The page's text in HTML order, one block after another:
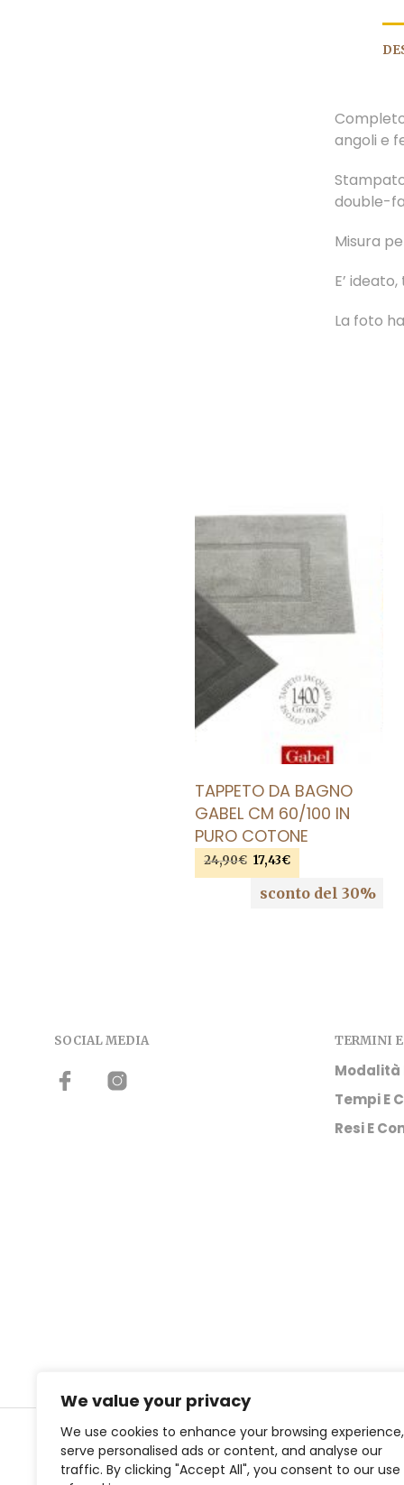
We value your privacy
We use cookies to enhance your browsing experience,
serve personalised ads or content, and analyse our
traffic. By clicking "Accept All", you consent to our use
angoli e
double-
Misura
E’
La foto
AGGIUNGI ALLA LISTA DEI DESIDERI
TAPPETO DA BAGNO
GABEL CM 60/100 IN
PURO COTONE
24,90€ Il
prezzo
originale
17,43€Il
prezzo
attuale
AGGIUNGI AL CARRELLO
sconto del 30%
SOCIAL MEDIA TERMINI
Modalità
Tempi E
Resi E
Copyright ©